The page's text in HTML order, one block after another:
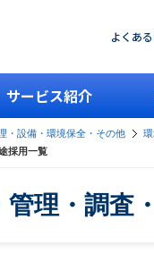
よくあ
サービス紹介
・設備・環境保全・その他
採用一覧
理・調査